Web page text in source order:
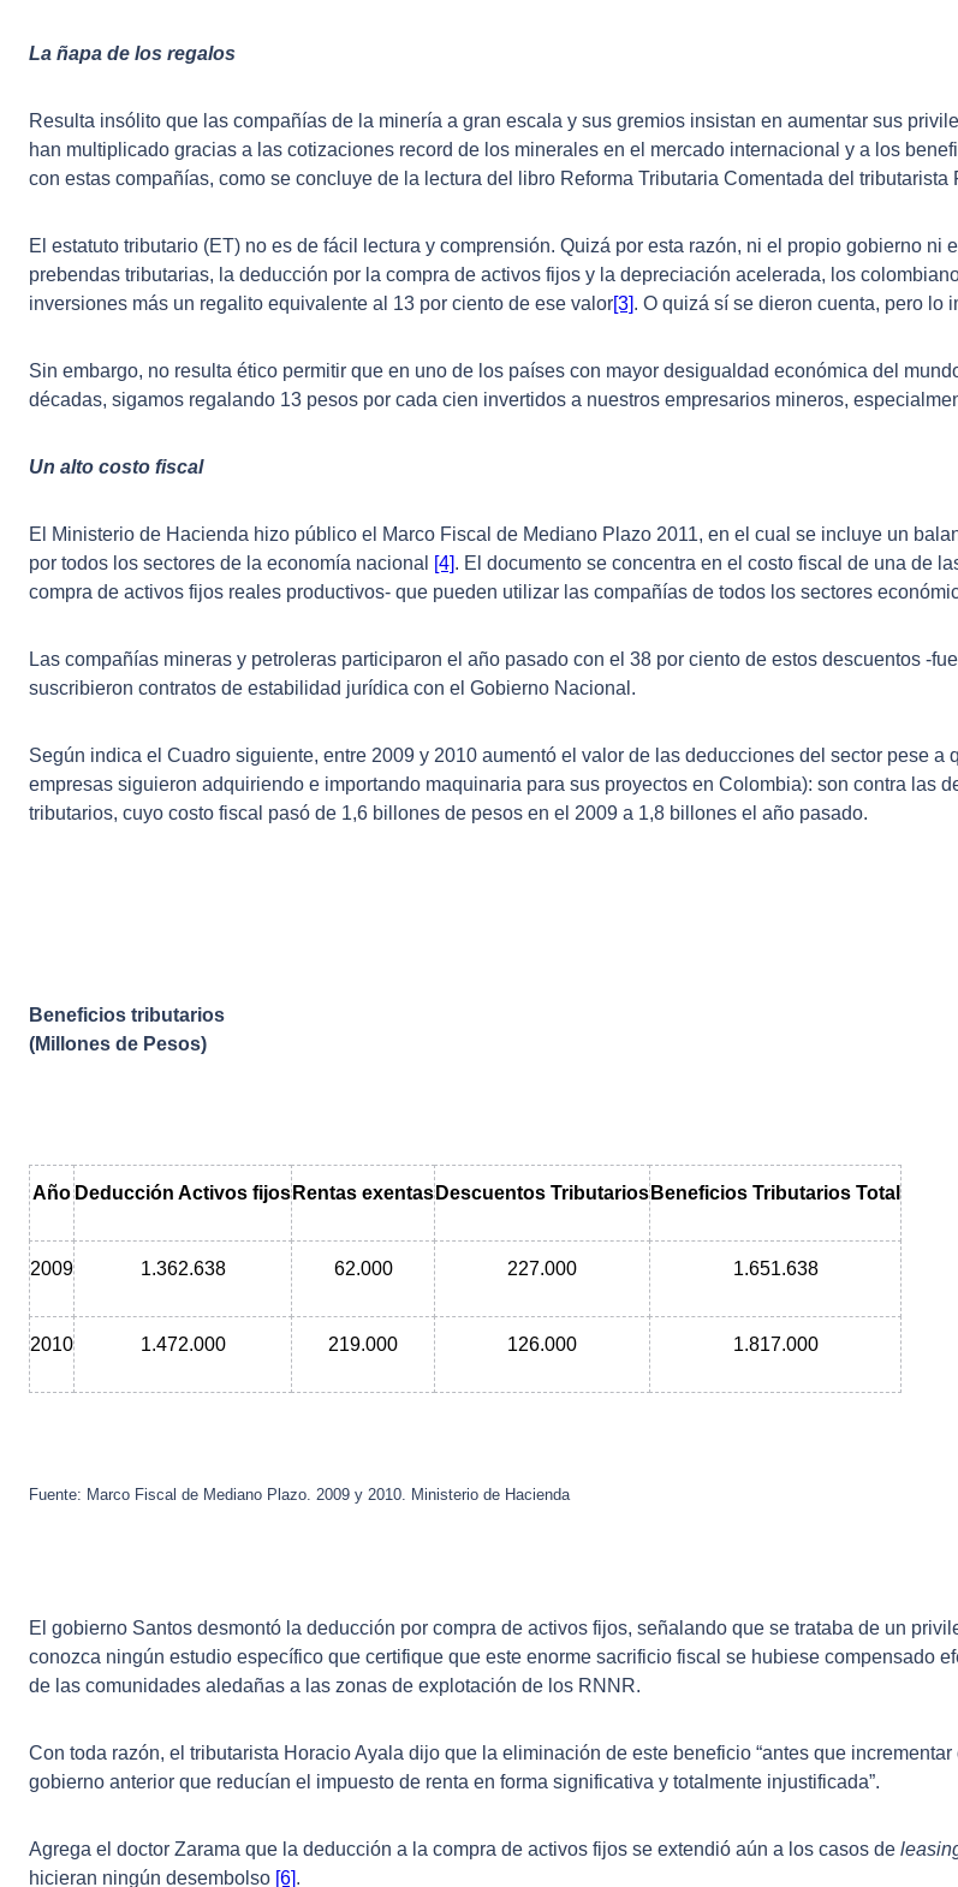
La ñapa de los regalos
Resulta insólito que las compañías de la minería a gran escala y sus gremios insistan en aumentar sus
han multiplicado gracias a las cotizaciones record de los minerales en el mercado internacional y a los
con estas compañías, como se concluye de la lectura del libro Reforma Tributaria Comentada del tributarista
El estatuto tributario (ET) no es de fácil lectura y comprensión. Quizá por esta razón, ni el propio gobierno
prebendas tributarias, la deducción por la compra de activos fijos y la depreciación acelerada, los
inversiones más un regalito equivalente al 13 por ciento de ese valor[3]. O quizá sí se dieron cuenta, pero lo
Sin embargo, no resulta ético permitir que en uno de los países con mayor desigualdad económica del
décadas, sigamos regalando 13 pesos por cada cien invertidos a nuestros empresarios mineros,
Un alto costo fiscal
El Ministerio de Hacienda hizo público el Marco Fiscal de Mediano Plazo 2011, en el cual se incluye un
por todos los sectores de la economía nacional
[4]. El documento se concentra en el costo fiscal de una de
compra de activos fijos reales productivos- que pueden utilizar las compañías de todos los sectores
Las compañías mineras y petroleras participaron el año pasado con el 38 por ciento de estos descuentos -
suscribieron contratos de estabilidad jurídica con el Gobierno Nacional.
Según indica el Cuadro siguiente, entre 2009 y 2010 aumentó el valor de las deducciones del sector pese a
empresas siguieron adquiriendo e importando maquinaria para sus proyectos en Colombia): son contra las
tributarios, cuyo costo fiscal pasó de 1,6 billones de pesos en el 2009 a 1,8 billones el año pasado.
Beneficios tributarios
(Millones de Pesos)
Año Deducción Activos fijos Rentas exentas Descuentos Tributarios Beneficios Tributarios Total
2009 1.362.638 62.000 227.000 1.651.638
2010 1.472.000 219.000 126.000 1.817.000
Fuente: Marco Fiscal de Mediano Plazo. 2009 y 2010. Ministerio de Hacienda
El gobierno Santos desmontó la deducción por compra de activos fijos, señalando que se trataba de un
conozca ningún estudio específico que certifique que este enorme sacrificio fiscal se hubiese compensado
de las comunidades aledañas a las zonas de explotación de los RNNR.
Con toda razón, el tributarista Horacio Ayala dijo que la eliminación de este beneficio “antes que
gobierno anterior que reducían el impuesto de renta en forma significativa y totalmente injustificada”.
Agrega el doctor Zarama que la deducción a la compra de activos fijos se extendió aún a los casos de
hicieran ningún desembolso [6].